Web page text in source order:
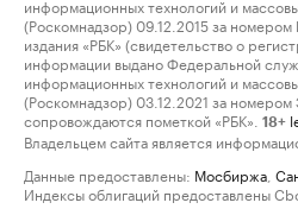
информационных технологий и
(Роскомнадзор) 09.12.2015 за
издания «РБК» (свидетельство о
информации выдано Федеральной
информационных технологий и
(Роскомнадзор) 03.12.2021 за
сопровождаются пометкой «РБК».
18+
Владельцем сайта является
Данные предоставлены: Мосбиржа
Индексы облигаций предоставлены